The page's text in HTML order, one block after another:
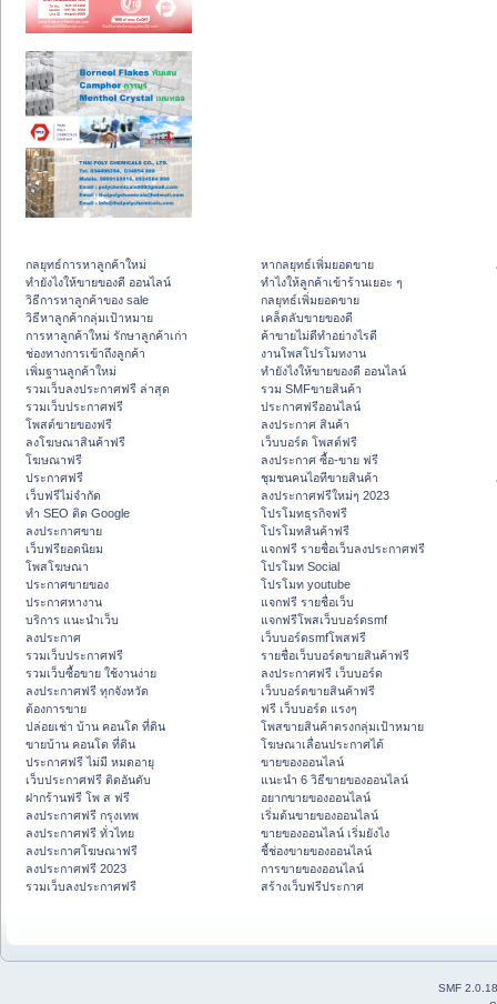
กลยุทธ์การหาลูกค้าใหม่
ทํายังไงให้ขายของดี ออนไลน์
วิธีการหาลูกค้าของ sale
วิธีหาลูกค้ากลุ่มเป้าหมาย
การหาลูกค้าใหม่ รักษาลูกค้าเก่า
ช่องทางการเข้าถึงลูกค้า
เพิ่มฐานลูกค้าใหม่
รวมเว็บลงประกาศฟรี ล่าสุด
รวมเว็บประกาศฟรี
โพสต์ขายของฟรี
ลงโฆษณาสินค้าฟรี
โฆษณาฟรี
ประกาศฟรี
เว็บฟรีไม่จำกัด
ทำ SEO ติด Google
ลงประกาศขาย
เว็บฟรียอดนิยม
โพสโฆษณา
ประกาศขายของ
ประกาศหางาน
บริการ แนะนำเว็บ
ลงประกาศ
รวมเว็บประกาศฟรี
รวมเว็บซื้อขาย ใช้งานง่าย
ลงประกาศฟรี ทุกจังหวัด
ต้องการขาย
ปล่อยเช่า บ้าน คอนโด ที่ดิน
ขายบ้าน คอนโด ที่ดิน
ประกาศฟรี ไม่มี หมดอายุ
เว็บประกาศฟรี ติดอันดับ
ฝากร้านฟรี โพ ส ฟรี
ลงประกาศฟรี กรุงเทพ
ลงประกาศฟรี ทั่วไทย
ลงประกาศโฆษณาฟรี
ลงประกาศฟรี 2023
รวมเว็บลงประกาศฟรี
หากลยุทธ์เพิ่มยอดขาย
ทําไงให้ลูกค้าเข้าร้านเยอะ ๆ
กลยุทธ์เพิ่มยอดขาย
เคล็ดลับขายของดี
ค้าขายไม่ดีทำอย่างไรดี
งานโพสโปรโมทงาน
ทํายังไงให้ขายของดี ออนไลน์
รวม SMFขายสินค้า
ประกาศฟรีออนไลน์
ลงประกาศ สินค้า
เว็บบอร์ด โพสต์ฟรี
ลงประกาศ ซื้อ-ขาย ฟรี
ชุมชนคนไอทีขายสินค้า
ลงประกาศฟรีใหม่ๆ 2023
โปรโมทธุรกิจฟรี
โปรโมทสินค้าฟรี
แจกฟรี รายชื่อเว็บลงประกาศฟรี
โปรโมท Social
โปรโมท youtube
แจกฟรี รายชื่อเว็บ
แจกฟรีโพสเว็บบอร์ดsmf
เว็บบอร์ดsmfโพสฟรี
รายชื่อเว็บบอร์ดขายสินค้าฟรี
ลงประกาศฟรี เว็บบอร์ด
เว็บบอร์ดขายสินค้าฟรี
ฟรี เว็บบอร์ด แรงๆ
โพสขายสินค้าตรงกลุ่มเป้าหมาย
โฆษณาเลื่อนประกาศได้
ขายของออนไลน์
แนะนำ 6 วิธีขายของออนไลน์
อยากขายของออนไลน์
เริ่มต้นขายของออนไลน์
ขายของออนไลน์ เริ่มยังไง
ชี้ช่องขายของออนไลน์
การขายของออนไลน์
สร้างเว็บฟรีประกาศ
SMF 2.0.18